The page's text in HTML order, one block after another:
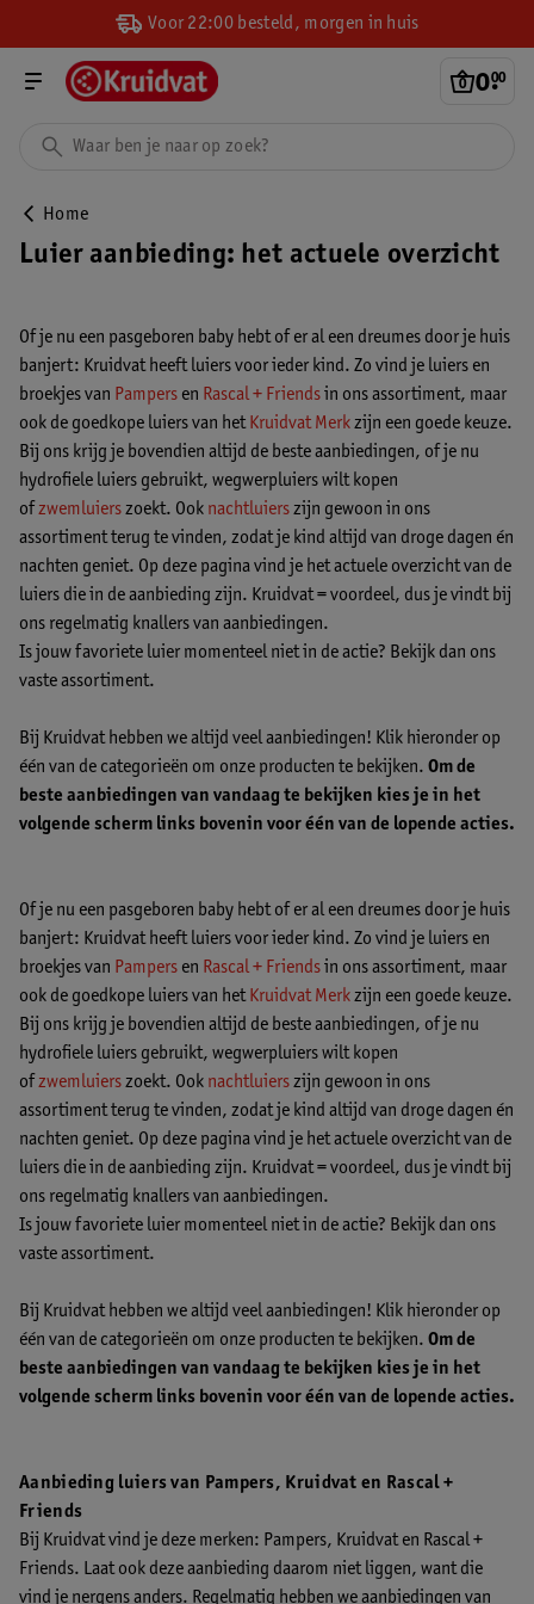
Voor 22:00 besteld, morgen in huis
0.
00
Home
Luier aanbieding: het actuele overzicht
Of je nu een pasgeboren baby hebt of er al een dreumes door je huis
banjert: Kruidvat heeft luiers voor ieder kind. Zo vind je luiers en
broekjes van Pampers en Rascal + Friendsin ons assortiment, maar
ook de goedkope luiers van het Kruidvat Merkzijn een goede keuze.
Bij ons krijg je bovendien altijd de beste aanbiedingen, of je nu
hydrofiele luiers gebruikt, wegwerpluiers wilt kopen
ofzwemluierszoekt. Ook nachtluierszijn gewoon in ons
assortiment terug te vinden, zodat je kind altijd van droge dagen én
nachten geniet. Op deze pagina vind je het actuele overzicht van de
luiers die in de aanbieding zijn. Kruidvat = voordeel, dus je vindt bij
ons regelmatig knallers van aanbiedingen.
Is jouw favoriete luier momenteel niet in de actie? Bekijk dan ons
vaste assortiment.
Bij Kruidvat hebben we altijd veel aanbiedingen! Klik hieronder op
één van de categorieën om onze producten te bekijken. Om de
beste aanbiedingen van vandaag te bekijken kies je in het
volgende scherm links bovenin voor één van de lopende acties.
Of je nu een pasgeboren baby hebt of er al een dreumes door je huis
banjert: Kruidvat heeft luiers voor ieder kind. Zo vind je luiers en
broekjes van Pampers en Rascal + Friendsin ons assortiment, maar
ook de goedkope luiers van het Kruidvat Merkzijn een goede keuze.
Bij ons krijg je bovendien altijd de beste aanbiedingen, of je nu
hydrofiele luiers gebruikt, wegwerpluiers wilt kopen
ofzwemluierszoekt. Ook nachtluierszijn gewoon in ons
assortiment terug te vinden, zodat je kind altijd van droge dagen én
nachten geniet. Op deze pagina vind je het actuele overzicht van de
luiers die in de aanbieding zijn. Kruidvat = voordeel, dus je vindt bij
ons regelmatig knallers van aanbiedingen.
Is jouw favoriete luier momenteel niet in de actie? Bekijk dan ons
vaste assortiment.
Bij Kruidvat hebben we altijd veel aanbiedingen! Klik hieronder op
één van de categorieën om onze producten te bekijken. Om de
beste aanbiedingen van vandaag te bekijken kies je in het
volgende scherm links bovenin voor één van de lopende acties.
Aanbieding luiers van Pampers, Kruidvat en Rascal +
Friends
Bij Kruidvat vind je deze merken: Pampers, Kruidvat en Rascal +
Friends. Laat ook deze aanbieding daarom niet liggen, want die
vind je nergens anders. Regelmatig hebben we aanbiedingen van